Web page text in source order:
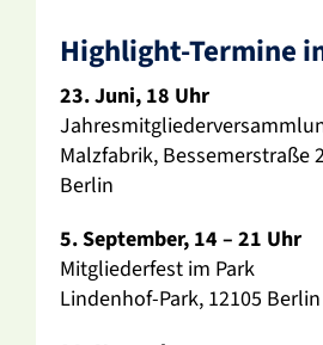
High­light-Termine
23. Juni, 18 Uhr
Malz­fa­brik, Besse­mer­straße
Berlin
5. September, 14 – 21 Uhr
Mitglie­der­fest im Park
Lindenhof-Park, 12105 Berlin